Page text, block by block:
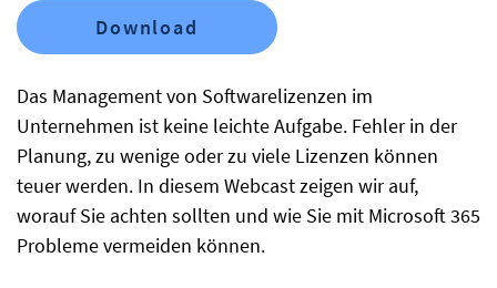
Das Management von Softwarelizenzen im
Unternehmen ist keine leichte Aufgabe. Fehler in der
Planung, zu wenige oder zu viele Lizenzen können
teuer werden. In diesem Webcast zeigen wir auf,
worauf Sie achten sollten und wie Sie mit Microsoft 365
Probleme vermeiden können.
Download